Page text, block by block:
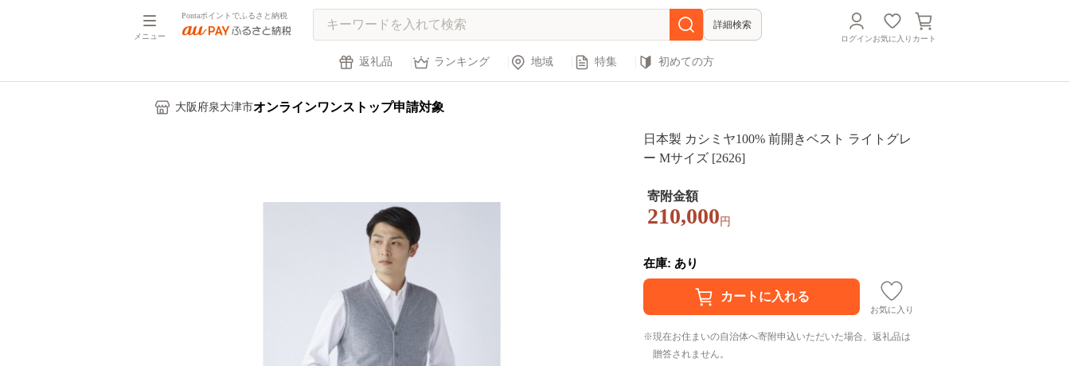
メニュー
Pontaポイントでふるさと納税
詳細検索
ログインお気に入り カート
返礼品 ランキング 地域 特集 初めての方
大阪府泉大津市オンラインワンストップ申請対象
日本製 カシミヤ100% 前開きベスト ライトグレ
ー Mサイズ [2626]
寄附金額
210,000 円
在庫: あり
お気に入り
現在お住まいの自治体へ寄附申込いただいた場合、返礼品は
贈答されません。